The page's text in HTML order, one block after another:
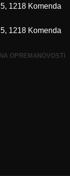
1218 Komenda
1218 Komenda
OPREMANOVOSTI